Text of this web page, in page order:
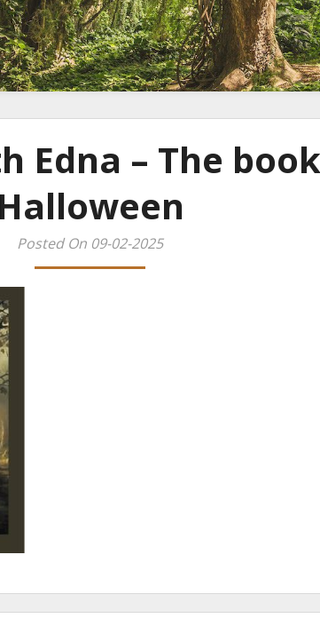
Edna – The
Halloween
Posted On 09-02-2025